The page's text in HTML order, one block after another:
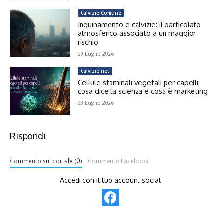
Calvizie Comune
Inquinamento e calvizie: il particolato
atmosferico associato a un maggior
rischio
29 Luglio 2026
Calvizie.net
Cellule staminali vegetali per capelli:
cosa dice la scienza e cosa è marketing
28 Luglio 2026
Rispondi
Commento sul portale (0) Commento Facebook
Accedi con il tuo account social